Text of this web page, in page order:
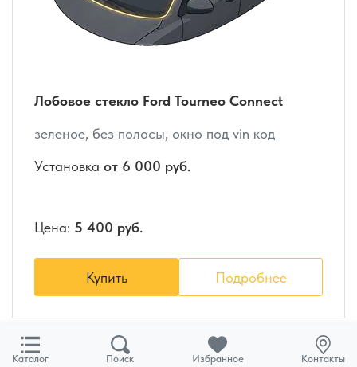
Каталог Поиск Избранное Контакты
Лобовое стекло Ford Tourneo Connect
зеленое, без полосы, окно под vin код
Установка от 6 000 руб.
Цена: 5 400 руб.
Купить Подробнее